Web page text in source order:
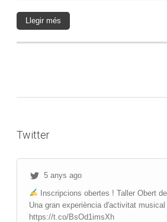
Llegir més
Twitter
5 anys ago
Inscripcions obertes ! Taller Obert
Una gran experiència d'activitat
https://t.co/BsOd1imsXh